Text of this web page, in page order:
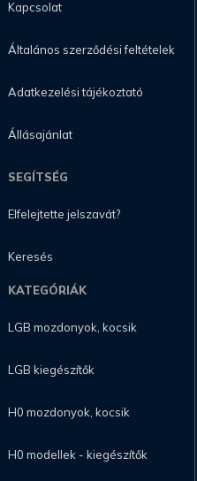
Kapcsolat
Általános szerződési feltételek
Adatkezelési tájékoztató
Állásajánlat
SEGÍTSÉG
Elfelejtette jelszavát?
Keresés
KATEGÓRIÁK
LGB mozdonyok, kocsik
LGB kiegészítők
H0 mozdonyok, kocsik
H0 modellek - kiegészítők